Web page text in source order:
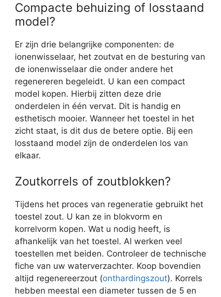
Compacte behuizing of losstaand
model?
Er zijn drie belangrijke componenten: de
ionenwisselaar, het zoutvat en de besturing van
de ionenwisselaar die onder andere het
regenereren begeleidt. U kan een compact
model kopen. Hierbij zitten deze drie
onderdelen in één vervat. Dit is handig en
esthetisch mooier. Wanneer het toestel in het
zicht staat, is dit dus de betere optie. Bij een
losstaand model zijn de onderdelen los van
elkaar.
Zoutkorrels of zoutblokken?
Tijdens het proces van regeneratie gebruikt het
toestel zout. U kan ze in blokvorm en
korrelvorm kopen. Wat u nodig heeft, is
afhankelijk van het toestel. Al werken veel
toestellen met beiden. Controleer de technische
fiche van uw waterverzachter. Koop bovendien
altijd regenereerzout (onthardingszout). Korrels
hebben meestal een diameter tussen de 5 en